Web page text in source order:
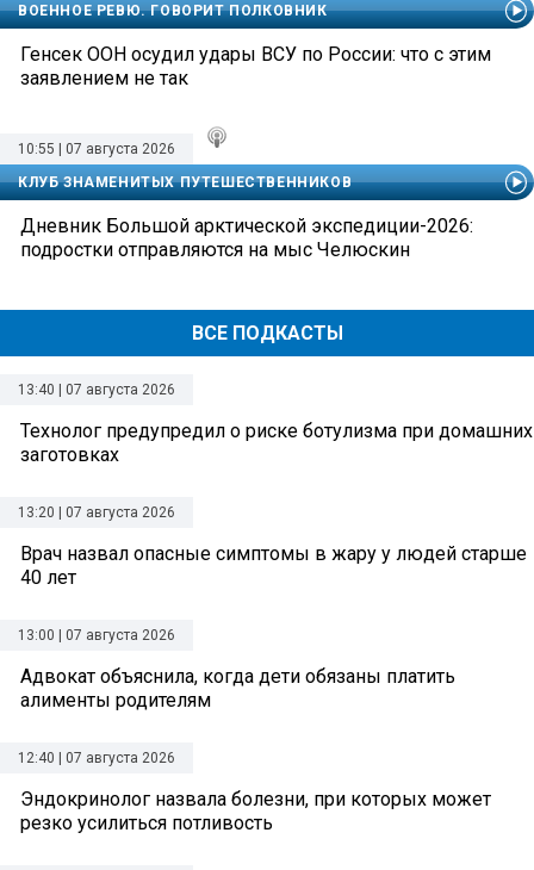
ВСЕ ПОДКАСТЫ
ВОЕННОЕ РЕВЮ. ГОВОРИТ ПОЛКОВНИК
Генсек ООН осудил удары ВСУ по России: что с этим
заявлением не так
10:55 | 07 августа 2026
КЛУБ ЗНАМЕНИТЫХ ПУТЕШЕСТВЕННИКОВ
Дневник Большой арктической экспедиции-2026:
подростки отправляются на мыс Челюскин
13:40 | 07 августа 2026
Технолог предупредил о риске ботулизма при домашних
заготовках
13:20 | 07 августа 2026
Врач назвал опасные симптомы в жару у людей старше
40 лет
13:00 | 07 августа 2026
Адвокат объяснила, когда дети обязаны платить
алименты родителям
12:40 | 07 августа 2026
Эндокринолог назвала болезни, при которых может
резко усилиться потливость